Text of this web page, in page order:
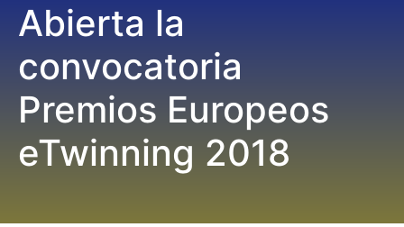
Abierta la
convocatoria
Premios Europeos
eTwinning 2018